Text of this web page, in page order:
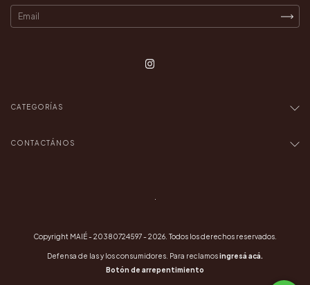
CATEGORÍAS
CONTACTÁNOS
.
Copyright MAIÉ - 20380724597 - 2026. Todos los derechos reservados.
Defensa de las y los consumidores. Para reclamosingresá acá.
Botón de arrepentimiento